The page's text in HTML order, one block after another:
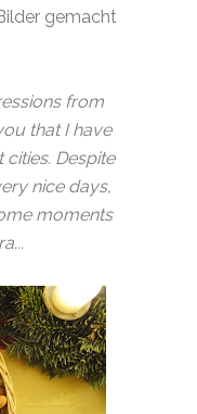
gemacht
from
that I have
Despite
nice days,
moments